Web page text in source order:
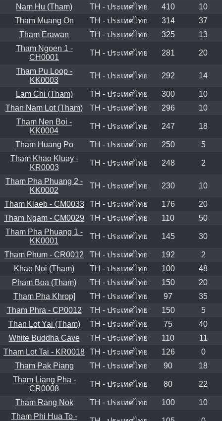
Nam Hu (Tham) TH - ประเทศไทย 410
10
Tham Muang On
TH - ประเทศไทย 314
37
Tham Erawan
TH - ประเทศไทย 325
13
Tham Ngoen 1 -
CH0001
TH - ประเทศไทย 281 20
Tham Pu Loop -
KK0003
TH - ประเทศไทย 292 14
Lam Chi (Tham) TH - ประเทศไทย 300
10
Than Nam Lot (Tham)
TH - ประเทศไทย 296
10
Tham Nen Boi -
KK0004
TH - ประเทศไทย 247 18
Tham Huang Po TH - ประเทศไทย 250
5
Tham Khao Kluay -
KR0003
TH - ประเทศไทย 248 2
Tham Pha Phuang 2 -
KK0002
TH - ประเทศไทย 230 10
Tham Klaeb - CM0033 TH - ประเทศไทย 176
20
Tham Ngam - CM0029
TH - ประเทศไทย 110
50
Tham Pha Phuang 1 -
KK0001
TH - ประเทศไทย 145 30
Tham Phum - CR0012 TH - ประเทศไทย 192
2
Khao Noi (Tham)
TH - ประเทศไทย 100
48
Pham Boa (Tham)
TH - ประเทศไทย 150
20
Tham Pha Khrop]
TH - ประเทศไทย 97
35
Tham Phra - CP0012
TH - ประเทศไทย 150
5
Than Lot Yai (Tham)
TH - ประเทศไทย 75
40
White Buddha Cave
TH - ประเทศไทย 110
11
Tham Lot Tai - KR0018 TH - ประเทศไทย 126
0
Tham Pak Piang
TH - ประเทศไทย 90
18
Tham Liang Pha -
CR0008
TH - ประเทศไทย 80 22
Tham Rang Nok TH - ประเทศไทย 100
10
Tham Phi Hua To -